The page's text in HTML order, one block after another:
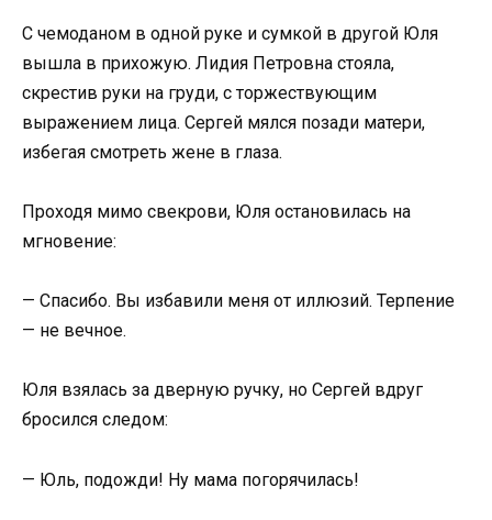
С чемоданом в одной руке и сумкой в другой Юля
вышла в прихожую. Лидия Петровна стояла,
скрестив руки на груди, с торжествующим
выражением лица. Сергей мялся позади матери,
избегая смотреть жене в глаза.
Проходя мимо свекрови, Юля остановилась на
мгновение:
— Спасибо. Вы избавили меня от иллюзий. Терпение
— не вечное.
Юля взялась за дверную ручку, но Сергей вдруг
бросился следом:
— Юль, подожди! Ну мама погорячилась!